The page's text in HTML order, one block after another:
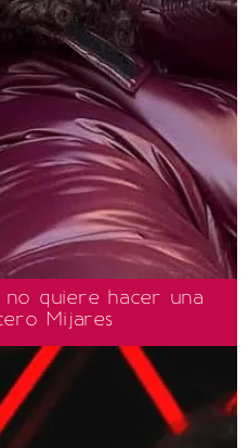
quiere hacer una
Mijares